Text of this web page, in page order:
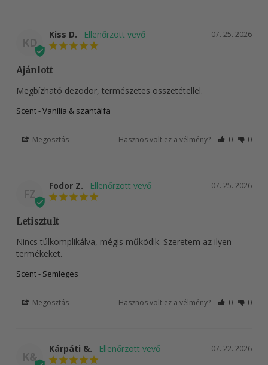
KD
07. 25. 2026
Kiss D.
Ajánlott
Megbízható dezodor, természetes összetétellel.
Scent - Vanília & szantálfa
Megosztás Hasznos volt ez a vélmény? 0 0
FZ
07. 25. 2026
Fodor Z.
Letisztult
Nincs túlkomplikálva, mégis működik. Szeretem az ilyen
termékeket.
Scent - Semleges
Megosztás Hasznos volt ez a vélmény? 0 0
K&
07. 22. 2026
Kárpáti &.